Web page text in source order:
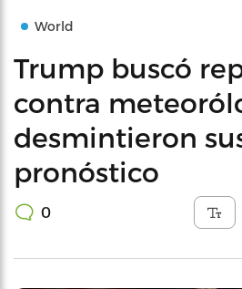
World
Trump buscó
contra
desmintieron
pronóstico
0